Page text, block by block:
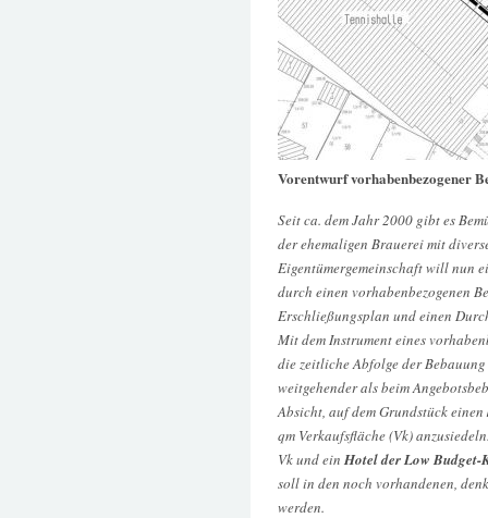
Vorentwurf vorhabenbezogener
Seit ca. dem Jahr 2000 gibt es
der ehemaligen Brauerei mit
Eigentümergemeinschaft will nun
durch einen vorhabenbezogenen
Erschließungsplan und einen
Mit dem Instrument eines
die zeitliche Abfolge der
weitgehender als beim
Absicht, auf dem Grundstück einen
qm Verkaufsfläche (Vk)
Vk und ein Hotel der Low Budget-
soll in den noch vorhandenen,
werden.